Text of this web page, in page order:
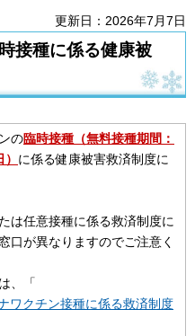
更新日：2026年7月7日
接種に係る健康被
の臨時接種（無料接種期間：
に係る健康被害救済制度に
は任意接種に係る救済制度に
口が異なりますのでご注意く
、「
ワクチン接種に係る救済制度